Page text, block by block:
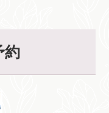
約